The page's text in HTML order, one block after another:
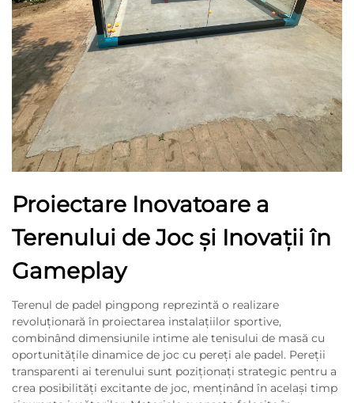
Proiectare Inovatoare a
Terenului de Joc și Inovații în
Gameplay
Terenul de padel pingpong reprezintă o realizare
revoluționară în proiectarea instalațiilor sportive,
combinând dimensiunile intime ale tenisului de masă cu
oportunitățile dinamice de joc cu pereți ale padel. Pereții
transparenti ai terenului sunt poziționați strategic pentru a
crea posibilități excitante de joc, menținând în același timp